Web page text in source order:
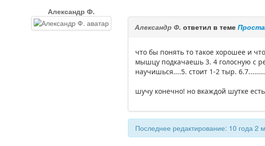
Александр Ф.
Александр Ф. ответил в теме
что бы понять то такое хорошее и
мышцу подкачаешь 3. 4 голосную с
научишься....5. стоит 1-2 тыр.
шучу конечно! но вкаждой шутке
Последнее редактирование: 10 года 2